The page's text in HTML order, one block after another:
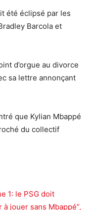
été éclipsé par les
Barcola et
d’orgue au divorce
sa lettre annonçant
que Kylian Mbappé
du collectif
1: le PSG doit
à jouer sans Mbappé”,